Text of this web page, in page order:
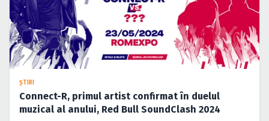
ŞTIRI
Connect-R, primul artist confirmat în duelul
muzical al anului, Red Bull SoundClash 2024